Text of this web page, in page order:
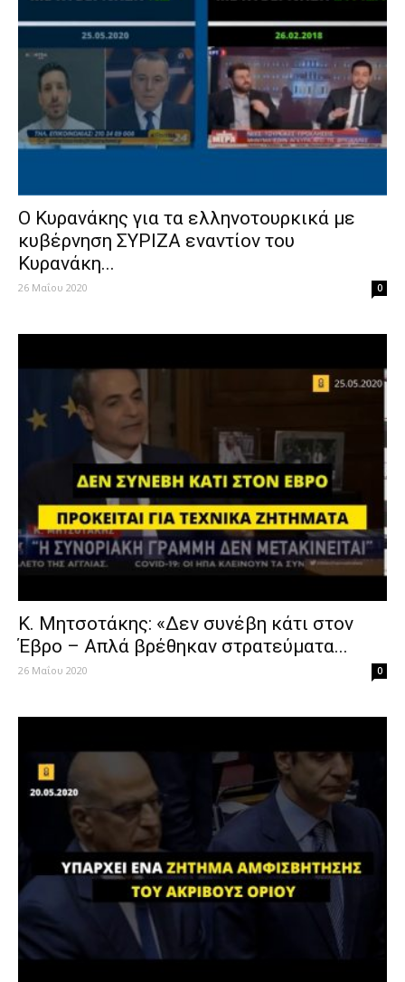
Ο Κυρανάκης για τα ελληνοτουρκικά με
κυβέρνηση ΣΥΡΙΖΑ εναντίον του
Κυρανάκη...
26 Μαΐου 2020 0
Κ. Μητσοτάκης: «Δεν συνέβη κάτι στον
Έβρο – Απλά βρέθηκαν στρατεύματα...
26 Μαΐου 2020 0